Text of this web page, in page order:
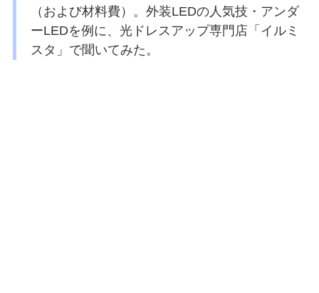
（および材料費）。外装LEDの人気技・アンダ
ーLEDを例に、光ドレスアップ専門店「イルミ
スタ」で聞いてみた。